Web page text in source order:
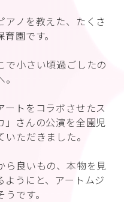
アノを教えた、たくさ
園です。
で小さい頃過ごしたの
トをコラボさせたス
」さんの公演を全園児
ただきました。
ら良いもの、本物を見
うにと、アートムジ
です。